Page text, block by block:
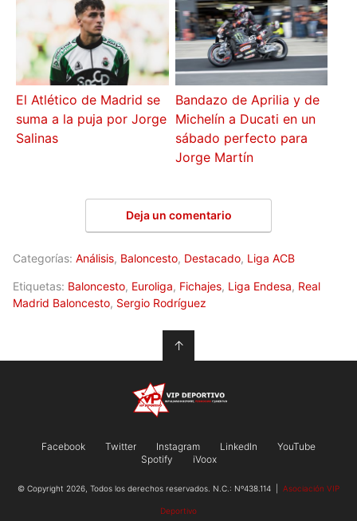
El Atlético de Madrid se
suma a la puja por Jorge
Salinas
Bandazo de Aprilia y de
Michelín a Ducati en un
sábado perfecto para
Jorge Martín
Deja un comentario
Categorías: Análisis, Baloncesto, Destacado, Liga ACB
Etiquetas: Baloncesto, Euroliga, Fichajes, Liga Endesa, Real
Madrid Baloncesto, Sergio Rodríguez
↑
Facebook Twitter Instagram LinkedIn
YouTube
Spotify
iVoox
© Copyright 2026, Todos los derechos reservados. N.C.: Nº438.114 | Asociación VIP
Deportivo